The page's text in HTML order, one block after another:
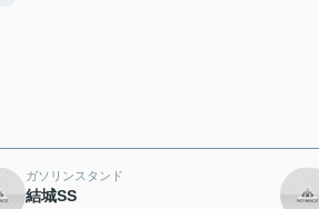
ガソリンスタンド
結城SS